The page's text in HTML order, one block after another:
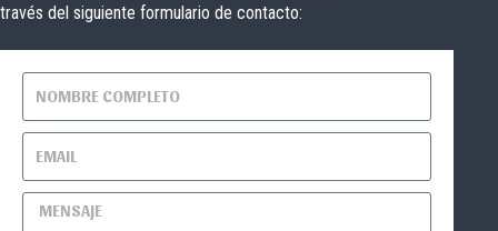
través del siguiente formulario de contacto: